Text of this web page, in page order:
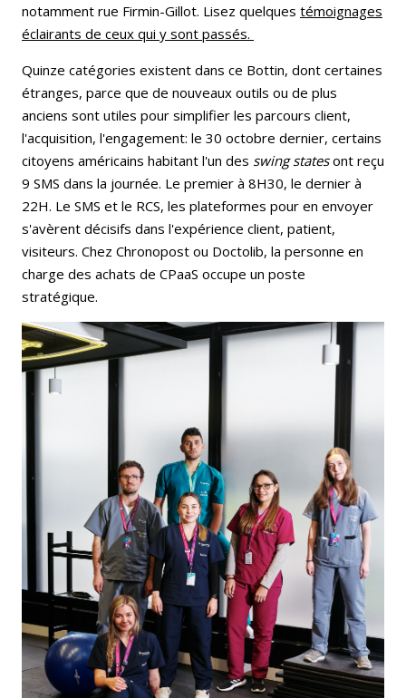
notamment rue Firmin-Gillot. Lisez quelques témoignages
éclairants de ceux qui y sont passés.
Quinze catégories existent dans ce Bottin, dont certaines
étranges, parce que de nouveaux outils ou de plus
anciens sont utiles pour simplifier les parcours client,
l'acquisition, l'engagement: le 30 octobre dernier, certains
citoyens américains habitant l'un des swing statesont reçu
9 SMS dans la journée. Le premier à 8H30, le dernier à
22H. Le SMS et le RCS, les plateformes pour en envoyer
s'avèrent décisifs dans l'expérience client, patient,
visiteurs. Chez Chronopost ou Doctolib, la personne en
charge des achats de CPaaS occupe un poste
stratégique.